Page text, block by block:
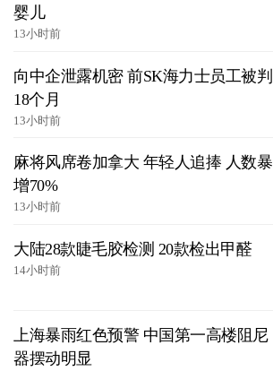
婴儿
13小时前
向中企泄露机密 前SK海力士员工被判
18个月
13小时前
麻将风席卷加拿大 年轻人追捧 人数暴
增70%
13小时前
大陆28款睫毛胶检测 20款检出甲醛
14小时前
上海暴雨红色预警 中国第一高楼阻尼
器摆动明显